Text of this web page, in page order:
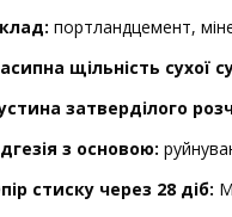
портландцемент,
щільність сухої
затверділого
з основою:
стиску через 28 діб: